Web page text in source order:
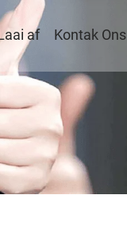
af Kontak Ons